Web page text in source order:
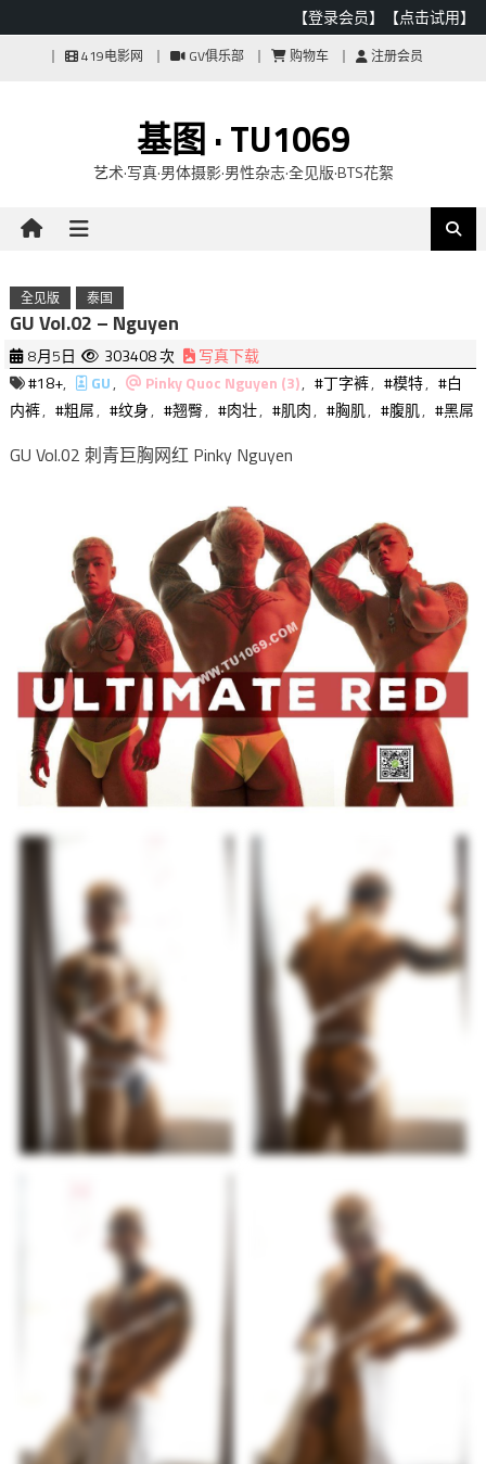
【登录会员】 【点击试用】
419电影网 GV俱乐部 购物车 注册会员
基图 · TU1069
艺术·写真·男体摄影·男性杂志·全见版·BTS花絮
全见版 泰国
GU Vol.02 – Nguyen
8月5日 303408 次
写真下载
#18+, GU, Pinky Quoc Nguyen (3), #丁字裤, #模特, #白
内裤, #粗屌, #纹身, #翘臀, #肉壮, #肌肉, #胸肌, #腹肌, #黑屌
GU Vol.02 刺青巨胸网红 Pinky Nguyen